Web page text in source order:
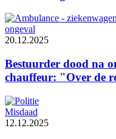
ongeval
20.12.2025
Bestuurder dood na
chauffeur: "Over de
Misdaad
12.12.2025